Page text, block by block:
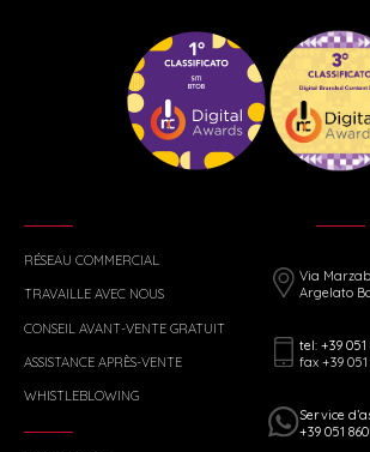
RÉSEAU COMMERCIAL
TRAVAILLE AVEC NOUS
CONSEIL AVANT-VENTE GRATUIT
ASSISTANCE APRÈS-VENTE
WHISTLEBLOWING
Via
Argelato
tel: +39
fax +39
Service
+39 051